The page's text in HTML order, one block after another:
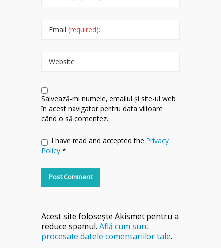
Email (required):
Website
Salvează-mi numele, emailul și site-ul web
în acest navigator pentru data viitoare
când o să comentez.
I have read and accepted the Privacy
Policy *
Acest site folosește Akismet pentru a
reduce spamul. Află cum sunt
procesate datele comentariilor tale.